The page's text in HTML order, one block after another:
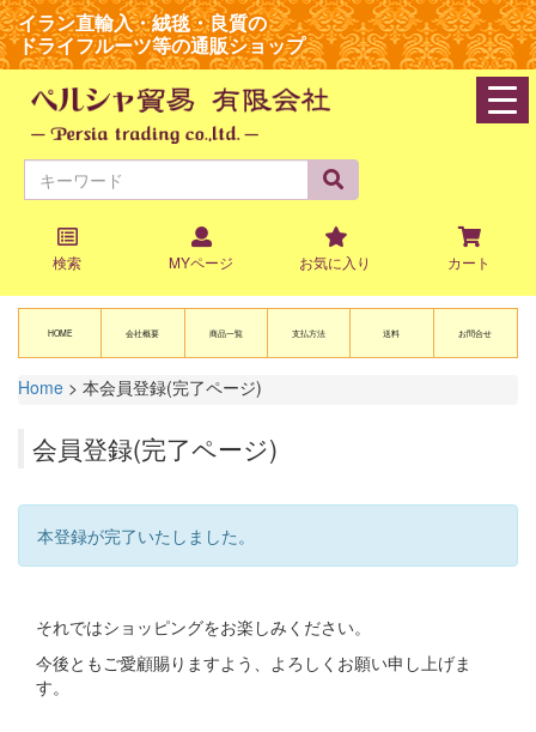
イラン直輸入・絨毯・良質の
ドライフルーツ等の通販ショップ
検索 MYページ お気に入り カート
HOME 会社概要 商品一覧 支払方法 送料 お問合せ
Home > 本会員登録(完了ページ)
会員登録(完了ページ)
本登録が完了いたしました。
それではショッピングをお楽しみください。
今後ともご愛顧賜りますよう、よろしくお願い申し上げま
す。